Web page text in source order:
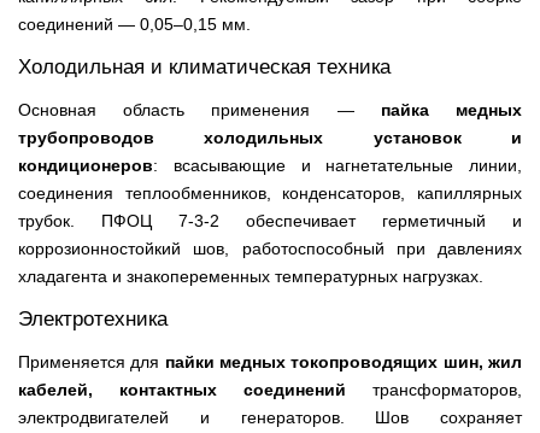
соединений — 0,05–0,15 мм.
Холодильная и климатическая техника
Основная область применения — пайка медных
трубопроводов холодильных установок и
кондиционеров: всасывающие и нагнетательные линии,
соединения теплообменников, конденсаторов, капиллярных
трубок. ПФОЦ 7-3-2 обеспечивает герметичный и
коррозионностойкий шов, работоспособный при давлениях
хладагента и знакопеременных температурных нагрузках.
Электротехника
Применяется для пайки медных токопроводящих шин, жил
кабелей, контактных соединений трансформаторов,
электродвигателей и генераторов. Шов сохраняет